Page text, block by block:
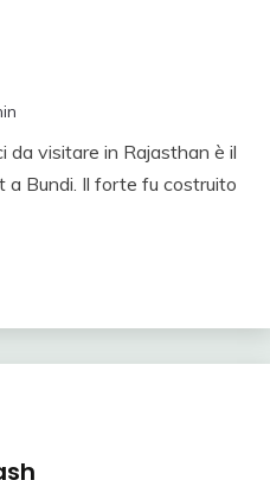
IN
NORD,
SUD,
DI AUTO
INDIA,
INDIA
INDIA
da visitare in Rajasthan è il
a Bundi. Il forte fu costruito